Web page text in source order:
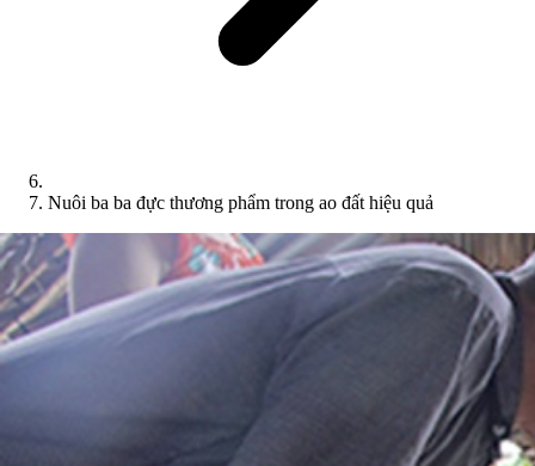
Nuôi ba ba đực thương phẩm trong ao đất hiệu quả